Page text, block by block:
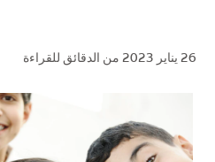
26 يناير 2023 من الدقائق للقراءة